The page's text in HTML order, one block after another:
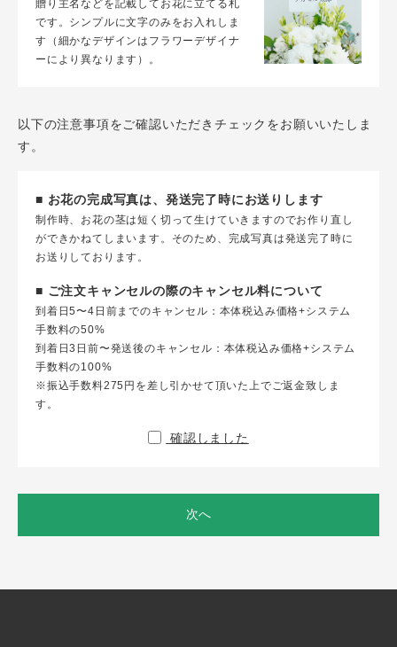
贈り主名などを記載してお花に立てる札
です。シンプルに文字のみをお入れしま
す（細かなデザインはフラワーデザイナ
ーにより異なります）。
以下の注意事項をご確認いただきチェックをお願いいたしま
す。
■ お花の完成写真は、発送完了時にお送りします
制作時、お花の茎は短く切って生けていきますのでお作り直し
ができかねてしまいます。そのため、完成写真は発送完了時に
お送りしております。
■ ご注文キャンセルの際のキャンセル料について
到着日5〜4日前までのキャンセル：本体税込み価格+システム
手数料の50%
到着日3日前〜発送後のキャンセル：本体税込み価格+システム
手数料の100%
※振込手数料275円を差し引かせて頂いた上でご返金致しま
す。
確認しました
次へ